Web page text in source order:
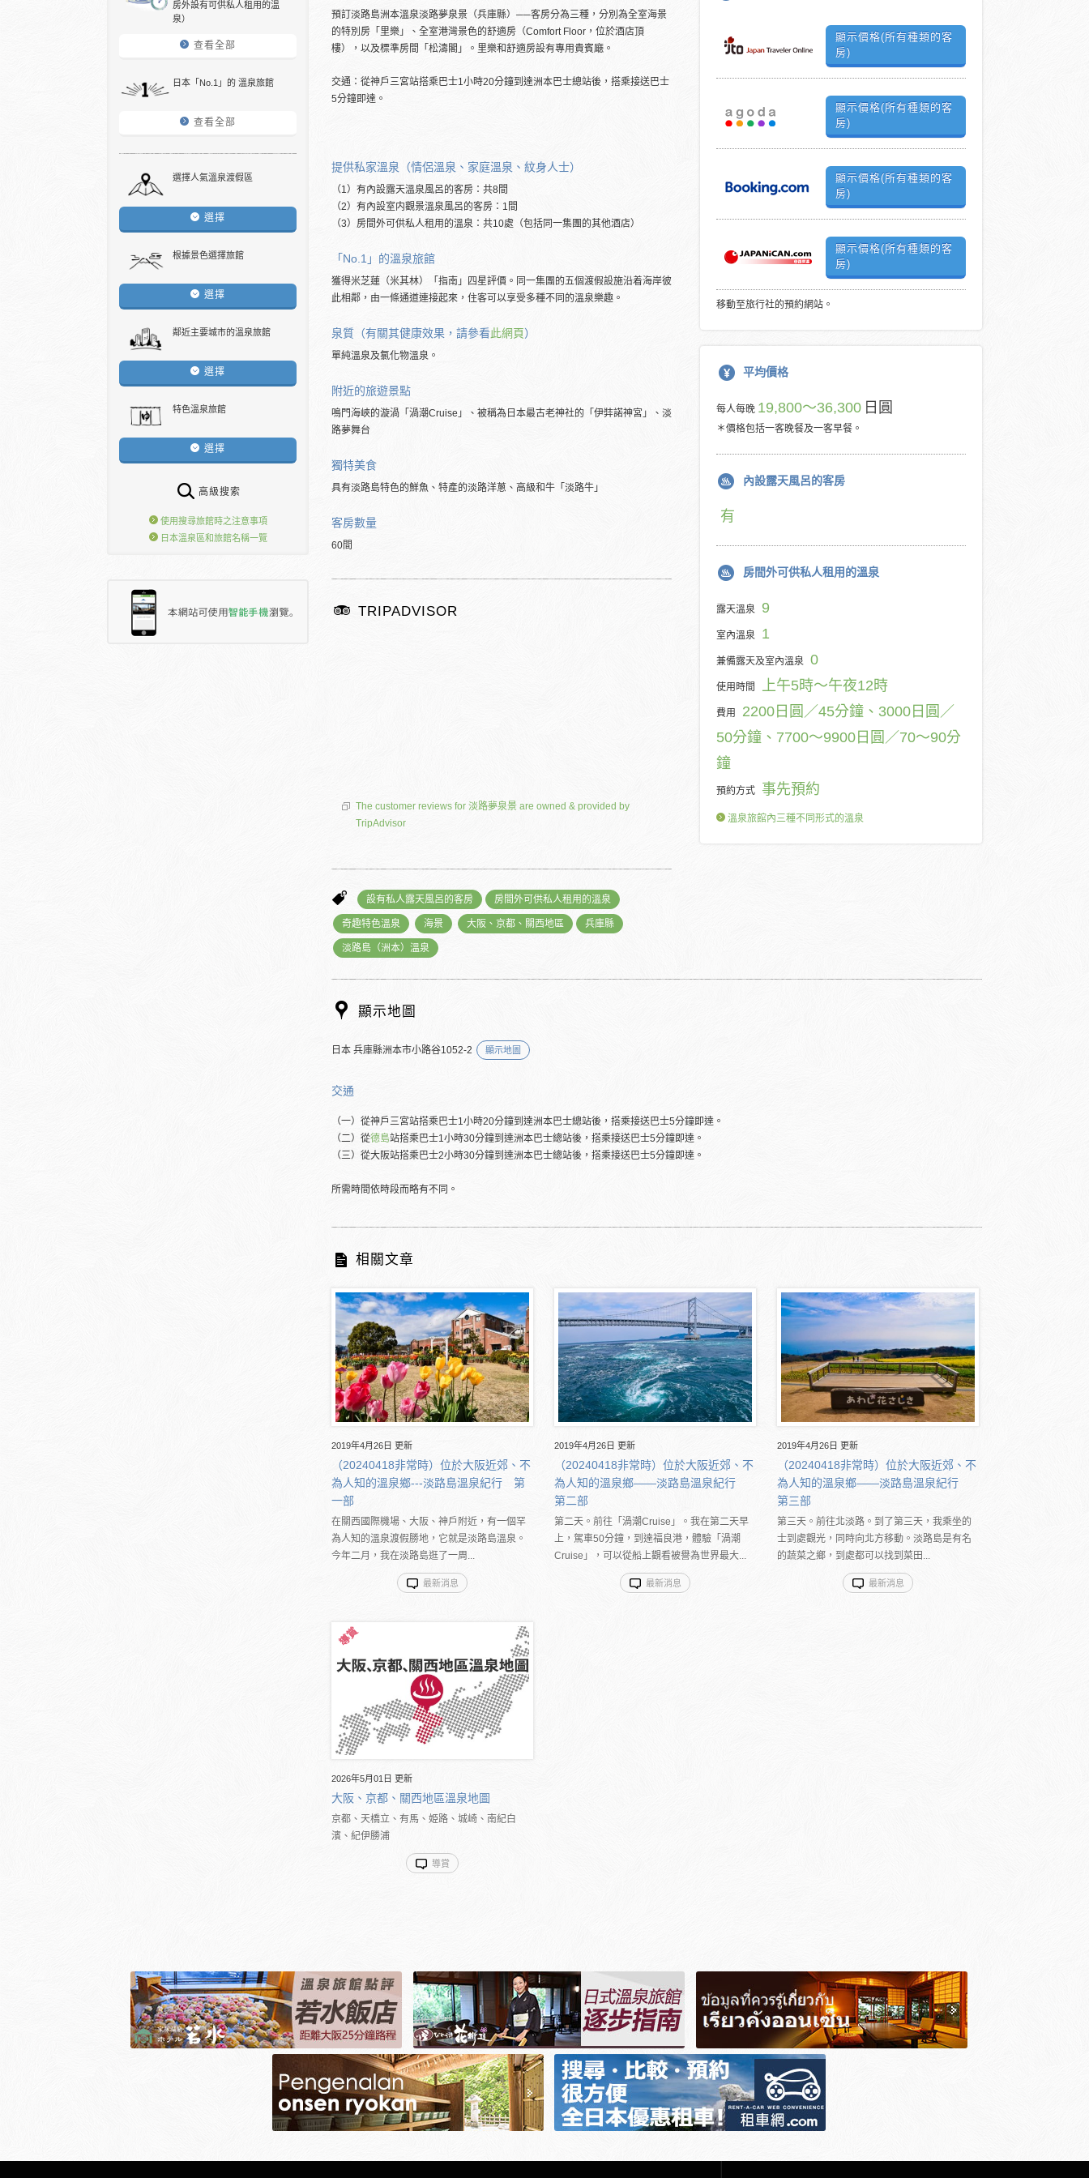
房外設有可供私人租用的溫
泉）
查看全部
日本「No.1」的 溫泉旅館
查看全部
選擇人氣溫泉渡假區
選擇
根據景色選擇旅館
選擇
鄰近主要城市的溫泉旅館
選擇
特色溫泉旅館
選擇
高級搜索
使用搜尋旅館時之注意事項
日本溫泉區和旅館名稱一覽
預訂淡路島洲本溫泉淡路夢泉景（兵庫縣）──客房分為三種，分別為全室海景
的特別房「里樂」、全室港灣景色的舒適房（Comfort Floor，位於酒店頂
樓），以及標準房間「松濤閣」。里樂和舒適房設有專用貴賓廰。
交通：從神戶三宮站搭乘巴士1小時20分鐘到達洲本巴士總站後，搭乘接送巴士
5分鐘即達。
提供私家溫泉（情侶溫泉、家庭溫泉、紋身人士）
（1）有內設露天溫泉風呂的客房：共8間
（2）有內設室内觀景溫泉風呂的客房：1間
（3）房間外可供私人租用的溫泉：共10處（包括同一集團的其他酒店）
「No.1」的溫泉旅館
獲得米芝蓮（米其林）「指南」四星評價。同一集團的五個渡假設施沿着海岸彼
此相鄰，由一條通道連接起來，住客可以享受多種不同的溫泉樂趣。
泉質（有關其健康效果，請參看此網頁）
單純溫泉及氯化物溫泉。
附近的旅遊景點
鳴門海峽的漩渦「渦潮Cruise」、被稱為日本最古老神社的「伊弉諾神宮」、淡
路夢舞台
獨特美食
具有淡路島特色的鮮魚、特產的淡路洋蔥、高級和牛「淡路牛」
客房數量
60間
TRIPADVISOR
The customer reviews for 淡路夢泉景 are owned & provided by
TripAdvisor
設有私人露天風呂的客房 房間外可供私人租用的溫泉
奇趣特色溫泉 海景 大阪、京都、關西地區 兵庫縣
淡路島（洲本）溫泉
顯示價格(所有種類的客
房)
顯示價格(所有種類的客
房)
顯示價格(所有種類的客
房)
顯示價格(所有種類的客
房)
移動至旅行社的預約網站。
平均價格
每人每晚 19,800～36,300 日圓
＊價格包括一客晚餐及一客早餐。
內設露天風呂的客房
有
房間外可供私人租用的溫泉
露天溫泉 9
室內溫泉 1
兼備露天及室內溫泉 0
使用時間 上午5時～午夜12時
費用
2200日圓／45分鐘、3000日圓／
50分鐘、7700～9900日圓／70～90分
鐘
預約方式 事先預約
溫泉旅館內三種不同形式的溫泉
顯示地圖
日本 兵庫縣洲本市小路谷1052-2 顯示地圖
交通
（一）從神戶三宮站搭乘巴士1小時20分鐘到達洲本巴士總站後，搭乘接送巴士5分鐘即達。
（二）從德島站搭乘巴士1小時30分鐘到達洲本巴士總站後，搭乘接送巴士5分鐘即達。
（三）從大阪站搭乘巴士2小時30分鐘到達洲本巴士總站後，搭乘接送巴士5分鐘即達。
所需時間依時段而略有不同。
相關文章
2019年4月26日 更新
（20240418非常時）位於大阪近郊、不
為人知的溫泉鄉---淡路島溫泉紀行 第
一部
在關西國際機場、大阪、神戶附近，有一個罕
為人知的溫泉渡假勝地，它就是淡路島溫泉。
今年二月，我在淡路島逛了一周...
最新消息
2019年4月26日 更新
（20240418非常時）位於大阪近郊、不
為人知的溫泉鄉――淡路島溫泉紀行
第二部
第二天。前往「渦潮Cruise」。我在第二天早
上，駕車50分鐘，到達福良港，體驗「渦潮
Cruise」，可以從船上觀看被譽為世界最大...
最新消息
2019年4月26日 更新
（20240418非常時）位於大阪近郊、不
為人知的溫泉鄉――淡路島溫泉紀行
第三部
第三天。前往北淡路。到了第三天，我乘坐的
士到處觀光，同時向北方移動。淡路島是有名
的蔬菜之鄉，到處都可以找到菜田...
最新消息
2026年5月01日 更新
大阪、京都、關西地區溫泉地圖
京都、天橋立、有馬、姫路、城崎、南紀白
濱、紀伊勝浦
導賞